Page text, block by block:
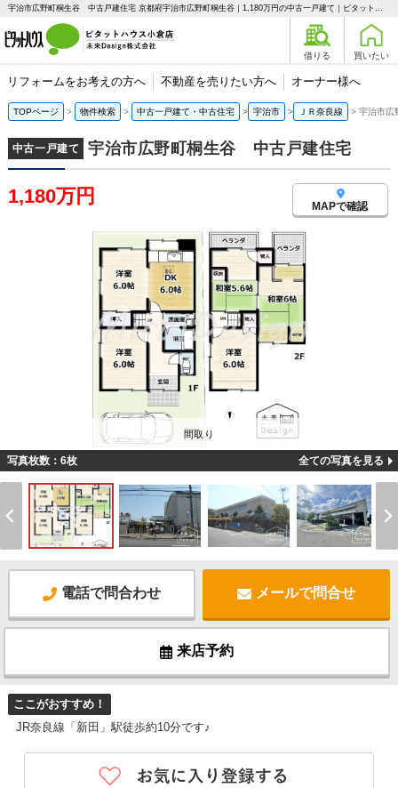
宇治市広野町桐生谷 中古戸建住宅 京都府宇治市広野町桐生谷｜1,180万円の中古一戸建て｜ピタットハウス小倉店 未来Design株式会社
借りる 買いたい
リフォームをお考えの方へ 不動産を売りたい方へ オーナー様へ
TOPページ 物件検索 中古一戸建て・中古住宅 宇治市 ＪＲ奈良線 宇治市
中古一戸建て 宇治市広野町桐生谷 中古戸建住宅
1,180万円 MAPで確認
間取り
写真枚数：6枚 全ての写真を見る
電話で問合わせ メールで問合せ
来店予約
ここがおすすめ！
JR奈良線「新田」駅徒歩約10分です♪